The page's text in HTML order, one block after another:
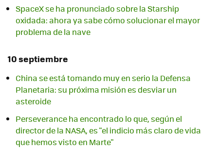
SpaceX se ha pronunciado sobre la Starship
oxidada: ahora ya sabe cómo solucionar el mayor
problema de la nave
10 septiembre
China se está tomando muy en serio la Defensa
Planetaria: su próxima misión es desviar un
asteroide
Perseverance ha encontrado lo que, según el
director de la NASA, es "el indicio más claro de vida
que hemos visto en Marte"